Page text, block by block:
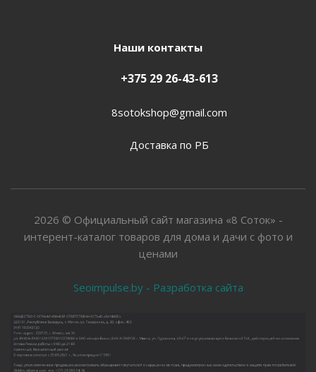
Наши контакты
+375 29 26-43-613
8sotokshop@gmail.com
Доставка по РБ
2026 © Официальный сайт магазина «8 Соток» -
интерент-каталог товаров для дома и дачи с фото и
ценами
Seoimpulse.by - Разработка сайта